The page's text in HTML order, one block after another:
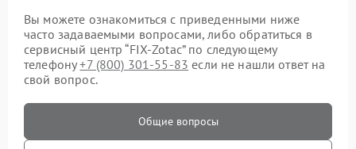
Вы можете ознакомиться с приведенными ниже
часто задаваемыми вопросами, либо обратиться в
сервисный центр “FIX-Zotac” по следующему
телефону+7 (800) 301-55-83 если не нашли ответ на
свой вопрос.
Общие вопросы